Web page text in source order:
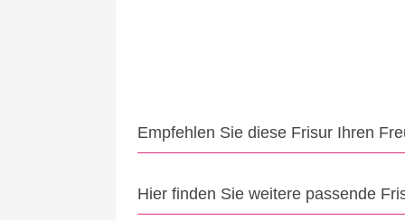
Empfehlen Sie diese Frisur Ihren
Hier finden Sie weitere passende